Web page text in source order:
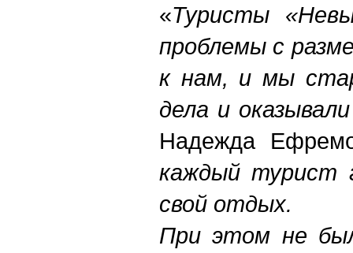
«Туристы
проблемы с
к нам, и мы
дела и
Надежда
каждый турист
свой отдых.
При этом не